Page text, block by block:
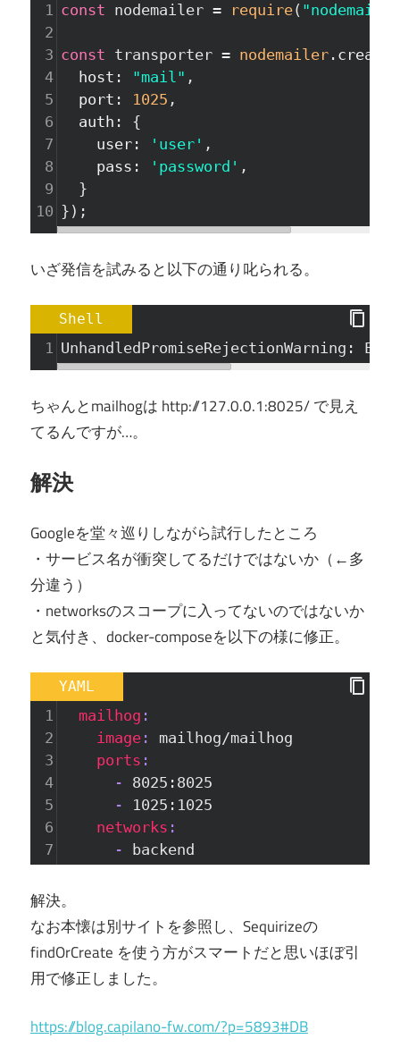
1 const nodemailer = require(
2
3 const transporter = nodemailer .
4
host : "mail" ,
5
port : 1025 ,
6
auth : {
7
user : 'user' ,
8
pass : 'password' ,
9
  }
10 });
いざ発信を試みると以下の通り叱られる。
Shell
1 UnhandledPromiseRejectionWarning:
ちゃんとmailhogは http://127.0.0.1:8025/ で見え
てるんですが…。
解決
Googleを堂々巡りしながら試行したところ
・サービス名が衝突してるだけではないか（←多
分違う）
・networksのスコープに入ってないのではないか
と気付き、docker-composeを以下の様に修正。
YAML
1
  mailhog
:
2
    image
: mailhog/mailhog
3
    ports
:
4
      -
8025:8025
5
      -
1025:1025
6
    networks
:
7
      -
backend
解決。
なお本懐は別サイトを参照し、Sequirizeの
findOrCreate を使う方がスマートだと思いほぼ引
用で修正しました。
https://blog.capilano-fw.com/?p=5893#DB